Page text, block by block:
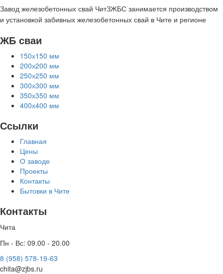
Завод железобетонных свай ЧитЗЖБС занимается производством
и установкой забивных железобетонных свай в Чите и регионе
ЖБ сваи
150х150 мм
200х200 мм
250х250 мм
300х300 мм
350х350 мм
400х400 мм
Ссылки
Главная
Цены
О заводе
Проекты
Контакты
Бытовки в Чите
Контакты
Чита
Пн - Вс: 09.00 - 20.00
8 (958) 578-19-63
chita@zjbs.ru